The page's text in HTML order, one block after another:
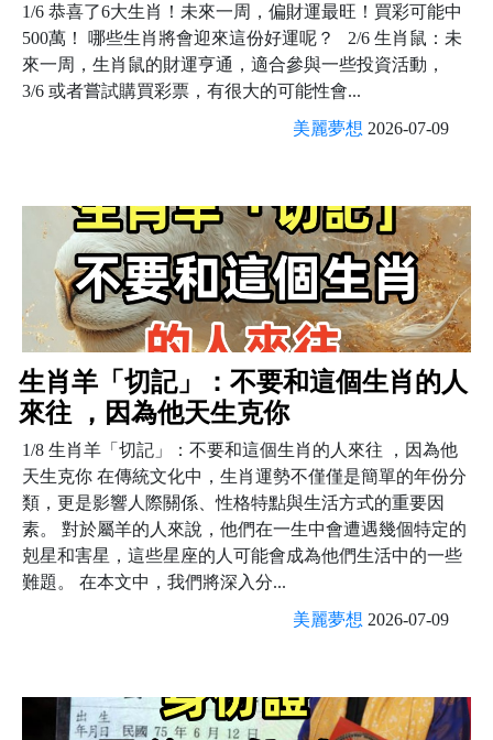
1/6 恭喜了6大生肖！未來一周，偏財運最旺！買彩可能中
500萬！ 哪些生肖將會迎來這份好運呢？ 2/6 生肖鼠：未
來一周，生肖鼠的財運亨通，適合參與一些投資活動，
3/6 或者嘗試購買彩票，有很大的可能性會...
美麗夢想 2026-07-09
生肖羊「切記」：不要和這個生肖的人
來往 ，因為他天生克你
1/8 生肖羊「切記」：不要和這個生肖的人來往 ，因為他
天生克你 在傳統文化中，生肖運勢不僅僅是簡單的年份分
類，更是影響人際關係、性格特點與生活方式的重要因
素。 對於屬羊的人來說，他們在一生中會遭遇幾個特定的
剋星和害星，這些星座的人可能會成為他們生活中的一些
難題。 在本文中，我們將深入分...
美麗夢想 2026-07-09